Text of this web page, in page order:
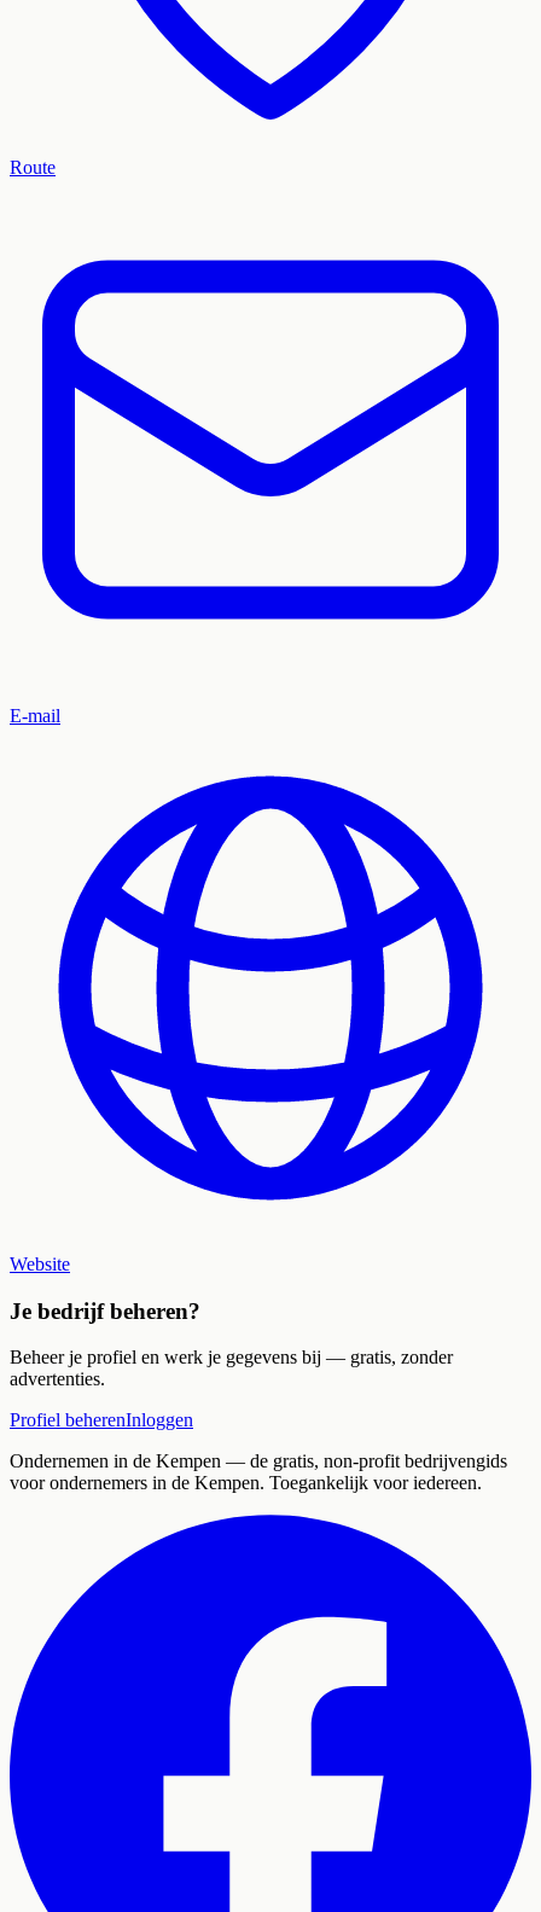
Route
E-mail
Website
Je bedrijf beheren?
Beheer je profiel en werk je gegevens bij — gratis, zonder
advertenties.
Profiel beherenInloggen
Ondernemen in de Kempen — de gratis, non-profit bedrijvengids
voor ondernemers in de Kempen. Toegankelijk voor iedereen.